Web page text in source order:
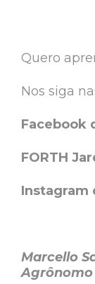
Quero
Nos siga
Facebook
FORTH
Instagram
Marcello
Agrônomo